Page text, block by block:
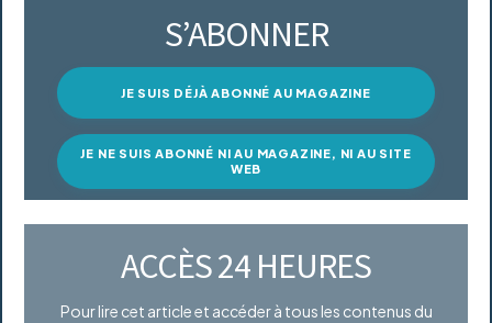
S’ABONNER
JE SUIS DÉJÀ ABONNÉ AU MAGAZINE
JE NE SUIS ABONNÉ NI AU MAGAZINE, NI AU SITE
WEB
ACCÈS 24 HEURES
Pour lire cet article et accéder à tous les contenus du